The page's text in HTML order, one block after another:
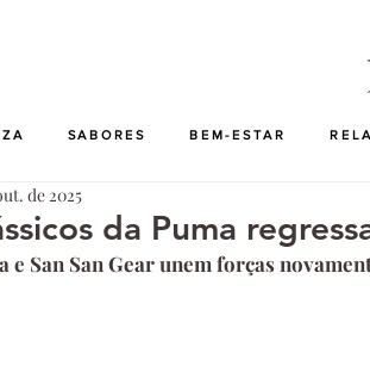
SABORES BEM-ESTAR
da Puma
de 2025
e San San Gear unem forças